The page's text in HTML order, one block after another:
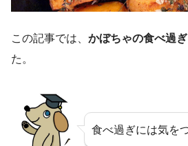
この記事では、 かぼちゃの食べ過ぎ
た。
食べ過ぎには気を